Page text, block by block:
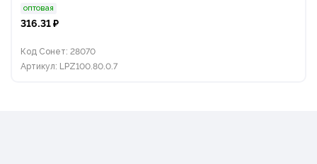
оптовая
316.31 ₽
Код Сонет: 28070
Артикул: LPZ100.80.0.7